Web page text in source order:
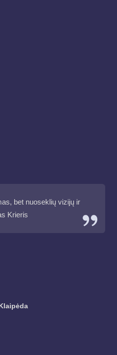
bet nuoseklių vizijų ir
Krieris